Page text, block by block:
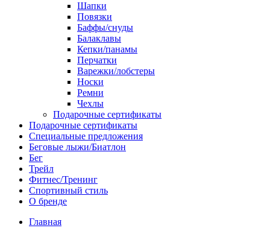
Шапки
Повязки
Баффы/снуды
Балаклавы
Кепки/панамы
Перчатки
Варежки/лобстеры
Носки
Ремни
Чехлы
Подарочные сертификаты
Подарочные сертификаты
Специальные предложения
Беговые лыжи/Биатлон
Бег
Трейл
Фитнес/Тренинг
Спортивный стиль
О бренде
Главная